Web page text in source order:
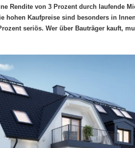
Rendite von 3 Prozent durch laufende
hohen Kaufpreise sind besonders in
seriös. Wer über Bauträger kauft,